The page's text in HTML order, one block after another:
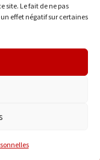
site. Le fait de ne pas
effet négatif sur certaines